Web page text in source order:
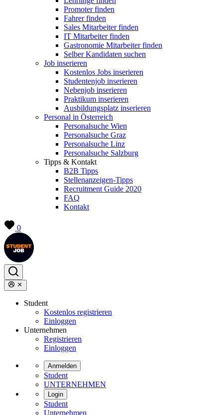
Promoter finden
Fahrer finden
Sales Mitarbeiter finden
IT Mitarbeiter finden
Gastronomie Mitarbeiter finden
Selber Kandidaten suchen
Job inserieren
Kostenlos Jobs inserieren
Studentenjob inserieren
Nebenjob inserieren
Praktikum inserieren
Ausbildungsplatz inserieren
Personal in Österreich
Personalsuche Wien
Personalsuche Graz
Personalsuche Linz
Personalsuche Salzburg
Tipps & Kontakt
B2B Tipps
Stellenanzeigen-Tipps
Recruitment Guide 2020
FAQ
Kontakt
0
Student
Kostenlos registrieren
Einloggen
Unternehmen
Registrieren
Einloggen
Anmelden
Student
UNTERNEHMEN
Login
Student
Unternehmen